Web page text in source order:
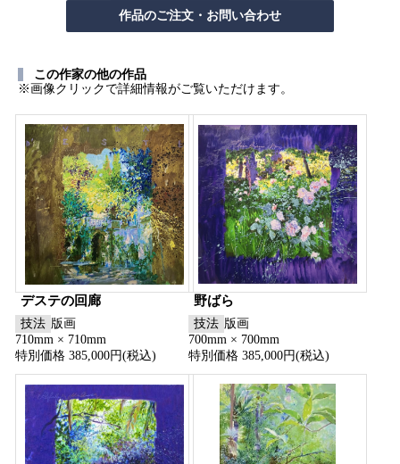
この作家の他の作品
※画像クリックで詳細情報がご覧いただけます。
デステの回廊
技法 版画
710mm × 710mm
特別価格 385,000円(税込)
野ばら
技法 版画
700mm × 700mm
特別価格 385,000円(税込)